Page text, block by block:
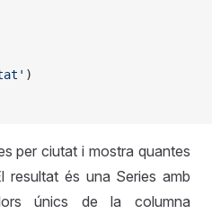
)
per ciutat i mostra quantes
resultat és una Series amb
únics de la columna